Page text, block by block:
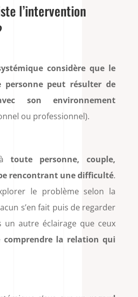
l’intervention
considère que le
personne peut résulter de
son environnement
ou professionnel).
toute personne, couple,
rencontrant une difficulté.
le problème selon la
s’en fait puis de regarder
un autre éclairage que ceux
comprendre la relation qui